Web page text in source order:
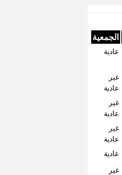
الجمعية
عادية
غير
عادية
غير
عادية
غير
عادية
عادية
غير